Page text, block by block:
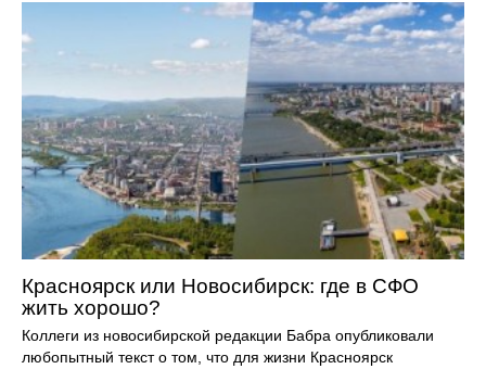
Красноярск или Новосибирск: где в СФО
жить хорошо?
Коллеги из новосибирской редакции Бабра опубликовали
любопытный текст о том, что для жизни Красноярск